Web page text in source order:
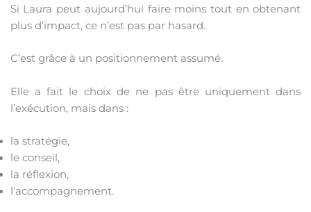
Si Laura peut aujourd’hui faire moins tout en obtenant
plus d’impact, ce n’est pas par hasard.
C’est grâce à un positionnement assumé.
Elle a fait le choix de ne pas être uniquement dans
l’exécution, mais dans :
la stratégie,
le conseil,
la réflexion,
l’accompagnement.